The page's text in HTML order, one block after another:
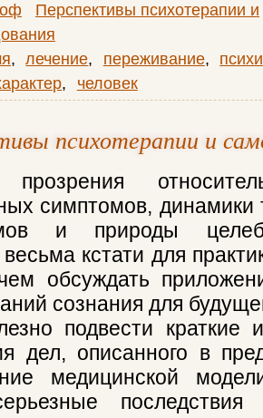
Перспективы психотерапии и
, лечение, переживание,
, человек
психотерапии и
симптомов, динамики
и природы
кстати для
обсуждать
сознания для
подвести краткие
дел, описанного в
медицинской